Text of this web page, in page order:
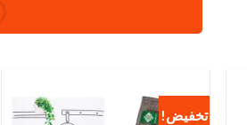
تخفيض!